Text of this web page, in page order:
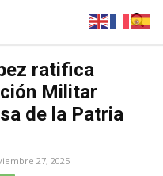
ratifica
Militar
de la Patria
27, 2025